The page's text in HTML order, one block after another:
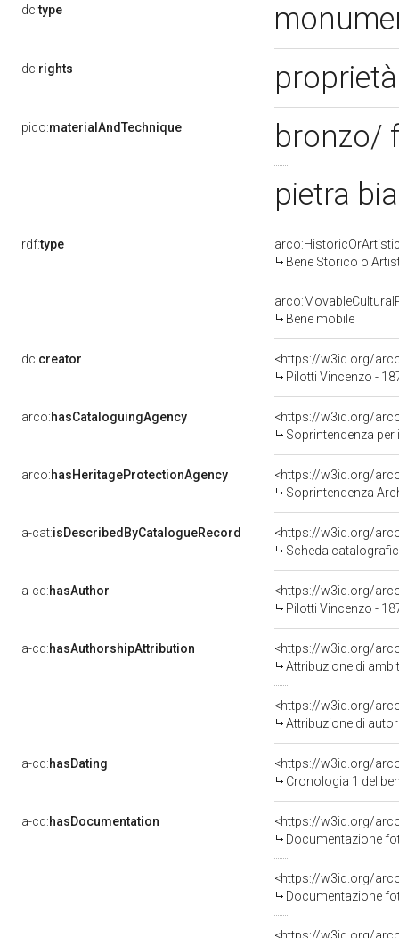
dc:type
dc:rights
pico:materialAndTechnique
bronzo/
pietra
rdf:type
Bene Storico o
Bene mobile
dc:creator
<https://w3id.org/
Pilotti Vincenzo -
arco:hasCataloguingAgency
<https://w3id.org/
Soprintendenza
arco:hasHeritageProtectionAgency
<https://w3id.org/
Soprintendenza
a-cat:isDescribedByCatalogueRecord
<https://w3id.org/
Scheda
a-cd:hasAuthor
<https://w3id.org/
Pilotti Vincenzo -
a-cd:hasAuthorshipAttribution
<https://w3id.org/
Attribuzione di
<https://w3id.org/
Attribuzione di
a-cd:hasDating
<https://w3id.org/
Cronologia 1 del
a-cd:hasDocumentation
Documentazione
Documentazione